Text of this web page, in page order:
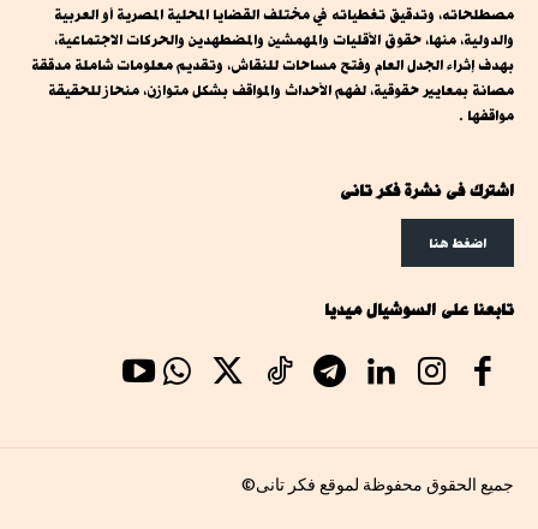
مصطلحاته، وتدقيق تغطياته في مختلف القضايا المحلية المصرية أو العربية
والدولية، منها، حقوق الأقليات والمهمشين والمضطهدين والحركات الاجتماعية،
بهدف إثراء الجدل العام وفتح مساحات للنقاش، وتقديم معلومات شاملة مدققة
مصانة بمعايير حقوقية، لفهم الأحداث والمواقف بشكل متوازن، منحاز للحقيقة
مواقفها .
اشترك فى نشرة فكر تانى
اضغط هنا
تابعنا على السوشيال ميديا
جميع الحقوق محفوظة لموقع فكر تانى©